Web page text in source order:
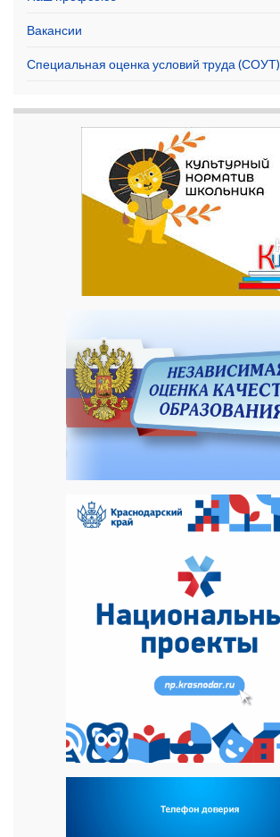
Вакансии
Специальная оценка условий труда (СОУТ)